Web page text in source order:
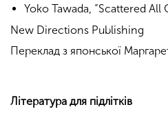
Yoko Tawada, “Scattered All
New Directions Publishing
Переклад з японської
Література для підлітків